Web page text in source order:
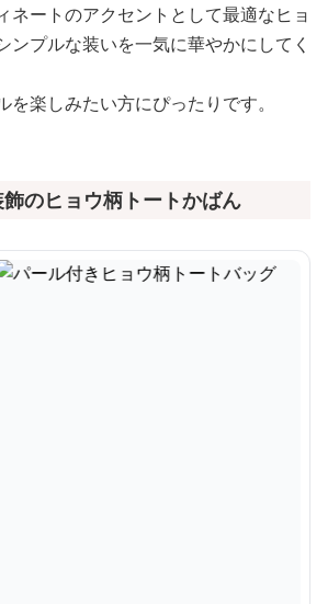
ネートのアクセントとして最適なヒョ
ンプルな装いを一気に華やかにしてく
を楽しみたい方にぴったりです。
のヒョウ柄トートかばん